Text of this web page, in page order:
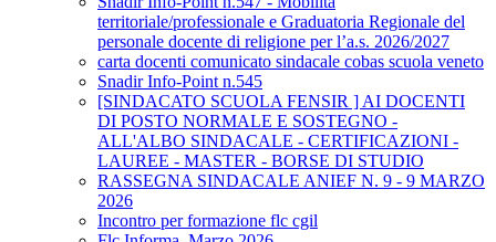
territoriale/professionale e Graduatoria Regionale del
personale docente di religione per l’a.s. 2026/2027
carta docenti comunicato sindacale cobas scuola veneto
Snadir Info-Point n.545
[SINDACATO SCUOLA FENSIR ] AI DOCENTI
DI POSTO NORMALE E SOSTEGNO -
ALL'ALBO SINDACALE - CERTIFICAZIONI -
LAUREE - MASTER - BORSE DI STUDIO
RASSEGNA SINDACALE ANIEF N. 9 - 9 MARZO
2026
Incontro per formazione flc cgil